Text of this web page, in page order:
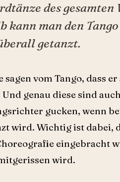
des
kann man den
getanzt.
sagen vom Tango, dass
genau diese sind
gucken, wenn
wird. Wichtig ist dabei,
eingebracht
wird.